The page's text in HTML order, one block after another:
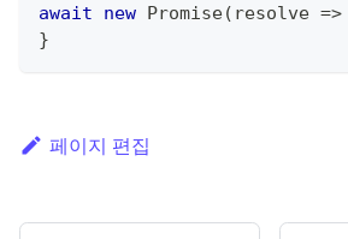
await
new Promise( resolve =>
}
페이지 편집